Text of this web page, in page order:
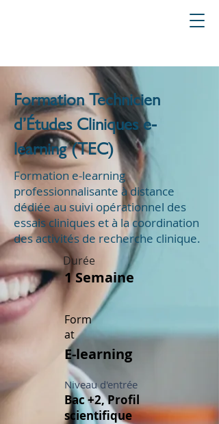
Formation Technicien
d’Études Cliniques e-
learning (TEC)
Formation e-learning
professionnalisante à distance
dédiée au suivi opérationnel des
essais cliniques et à la coordination
des activités de recherche clinique.
Durée
1 Semaine
Form
at
E-learning
Niveau d'entrée
Bac +2, Profil
scientifique